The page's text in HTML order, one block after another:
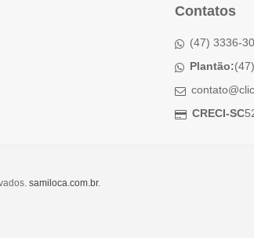
Contatos
(47) 3336-
Plantão:
CRECI-SC
samiloca.com.br.